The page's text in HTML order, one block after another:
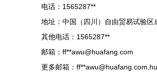
电话：1565287**
地址：中国（四川）自由贸易试验
其他电话：1565287**
邮箱：ff**awu@huafang.com
更多邮箱：ff**awu@huafang.com